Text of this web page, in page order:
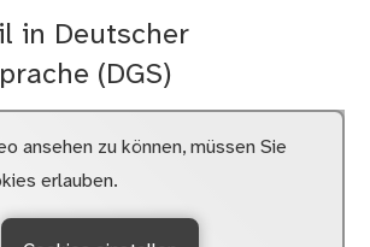
in Deutscher
(DGS)
ansehen zu können, müssen Sie
erlauben.